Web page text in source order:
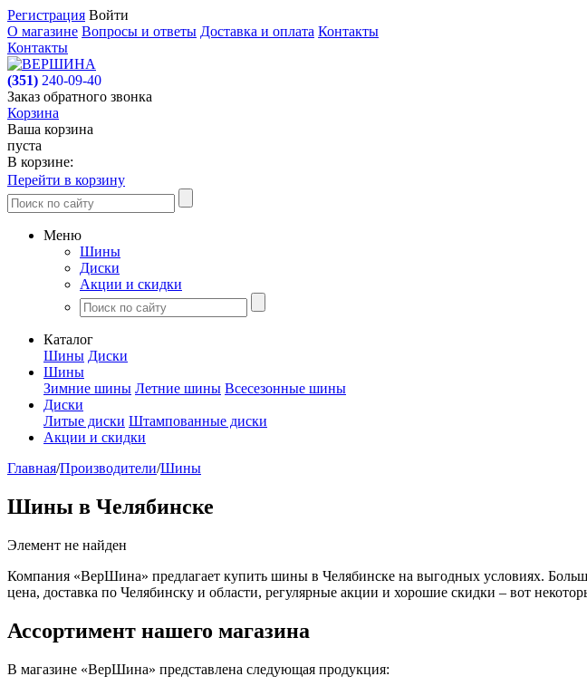
Регистрация Войти
О магазине Вопросы и ответы Доставка и оплата Контакты
Контакты
(351) 240-09-40
Заказ обратного звонка
Корзина
Ваша корзина
пуста
В корзине:
Перейти в корзину
Меню
Шины
Диски
Акции и скидки
Каталог
Шины Диски
Шины
Зимние шины Летние шины Всесезонные шины
Диски
Литые диски Штампованные диски
Акции и скидки
Главная/Производители/Шины
Шины в Челябинске
Элемент не найден
Компания «ВерШина» предлагает купить шины в Челябинске на выгодных условиях.
цена, доставка по Челябинску и области, регулярные акции и хорошие скидки – вот
Ассортимент нашего магазина
В магазине «ВерШина» представлена следующая продукция: